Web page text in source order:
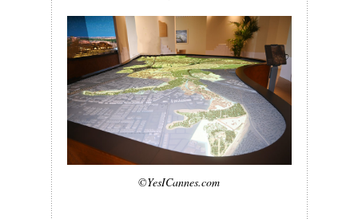
©YesICannes.com